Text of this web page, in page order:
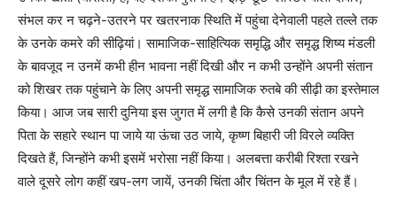
संभल कर न चढ़ने-उतरने पर खतरनाक स्थिति में पहुंचा देनेवाली पहले तल्ले तक
के उनके कमरे की सीढ़ियां। सामाजिक-साहित्यिक समृद्धि और समृद्ध शिष्य मंडली
के बावजूद न उनमें कभी हीन भावना नहीं दिखी और न कभी उन्होंने अपनी संतान
को शिखर तक पहुंचाने के लिए अपनी समृद्ध सामाजिक रुतबे की सीढ़ी का इस्तेमाल
किया। आज जब सारी दुनिया इस जुगत में लगी है कि कैसे उनकी संतान अपने
पिता के सहारे स्थान पा जाये या ऊंचा उठ जाये, कृष्ण बिहारी जी विरले व्यक्ति
दिखते हैं, जिन्होंने कभी इसमें भरोसा नहीं किया। अलबत्ता करीबी रिश्ता रखने
वाले दूसरे लोग कहीं खप-लग जायें, उनकी चिंता और चिंतन के मूल में रहे हैं।